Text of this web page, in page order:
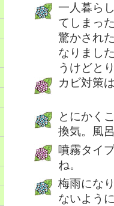
一人暮ら
てしまっ
驚かされ
なりまし
うけどと
カビ対策
とにかく
換気。風
噴霧タイ
ね。
梅雨にな
ないよう